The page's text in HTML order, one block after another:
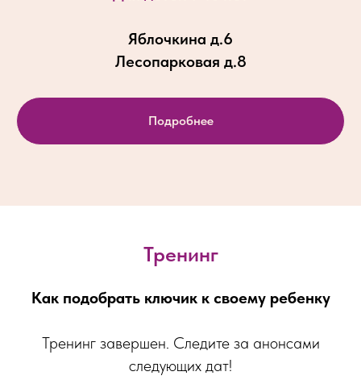
Яблочкина д.6
Лесопарковая д.8
Подробнее
Тренинг
Как подобрать ключик к своему ребенку
Тренинг завершен. Следите за анонсами
следующих дат!